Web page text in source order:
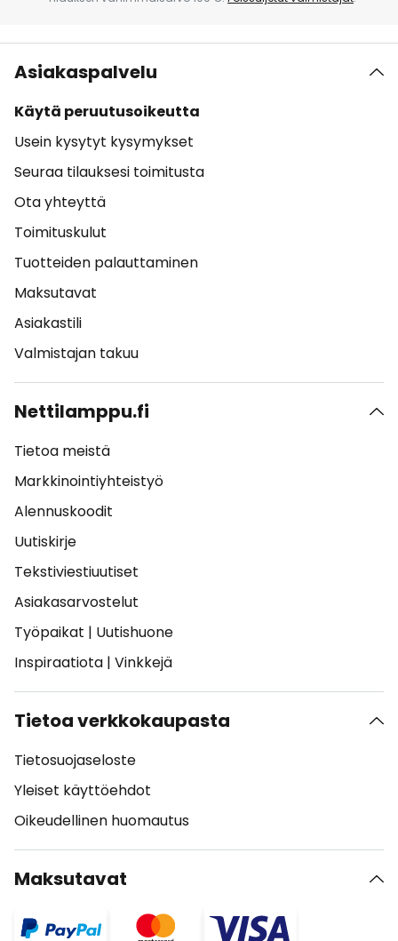
Asiakaspalvelu
Käytä peruutusoikeutta
Usein kysytyt kysymykset
Seuraa tilauksesi toimitusta
Ota yhteyttä
Toimituskulut
Tuotteiden palauttaminen
Maksutavat
Asiakastili
Valmistajan takuu
Nettilamppu.fi
Tietoa meistä
Markkinointiyhteistyö
Alennuskoodit
Uutiskirje
Tekstiviestiuutiset
Asiakasarvostelut
Työpaikat | Uutishuone
Inspiraatiota | Vinkkejä
Tietoa verkkokaupasta
Tietosuojaseloste
Yleiset käyttöehdot
Oikeudellinen huomautus
Maksutavat